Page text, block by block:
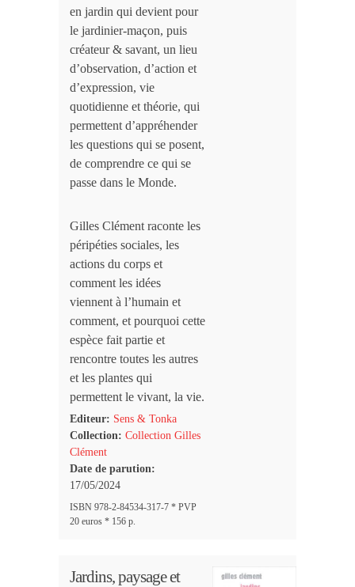
en jardin qui devient pour
le jardinier-maçon, puis
créateur & savant, un lieu
d’observation, d’action et
d’expression, vie
quotidienne et théorie, qui
permettent d’appréhender
les questions qui se posent,
de comprendre ce qui se
passe dans le Monde.
Gilles Clément raconte les
péripéties sociales, les
actions du corps et
comment les idées
viennent à l’humain et
comment, et pourquoi cette
espèce fait partie et
rencontre toutes les autres
et les plantes qui
permettent le vivant, la vie.
Editeur: Sens & Tonka
Collection: Collection Gilles
Clément
Date de parution:
17/05/2024
ISBN 978-2-84534-317-7 * PVP
20 euros * 156 p.
Jardins, paysage et